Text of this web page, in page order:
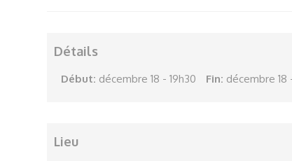
Détails
Début: décembre 18 - 19h30 Fin: décembre 18
Lieu